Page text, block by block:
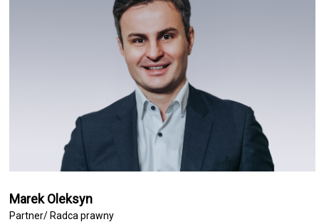
Marek Oleksyn
Partner/ Radca prawny